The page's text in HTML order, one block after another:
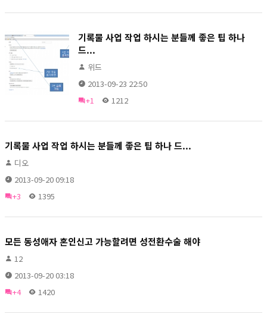
기록물 사업 작업 하시는 분들께 좋은 팁 하나
드...
위드
2013-09-23 22:50
+1
1212
기록물 사업 작업 하시는 분들께 좋은 팁 하나 드...
디오
2013-09-20 09:18
+3
1395
모든 동성애자 혼인신고 가능할려면 성전환수술 해야
12
2013-09-20 03:18
+4
1420